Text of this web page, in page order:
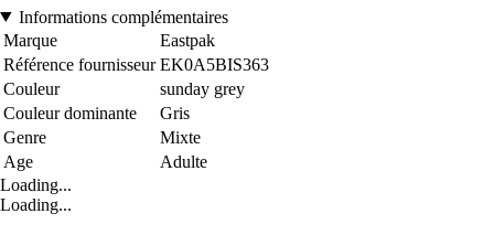
Informations complémentaires
Marque
Eastpak
Référence fournisseur EK0A5BIS363
Couleur
sunday grey
Couleur dominante
Gris
Genre
Mixte
Age
Adulte
Loading...
Loading...